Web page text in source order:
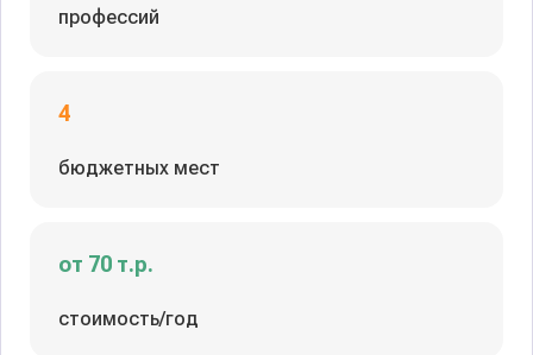
профессий
4
бюджетных мест
от 70 т.р.
стоимость/год